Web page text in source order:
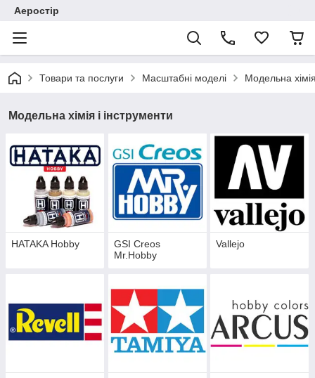
Аеростір
Товари та послуги Масштабні моделі Модельна
Модельна хімія і інструменти
HATAKA Hobby
GSI Creos
Mr.Hobby
Vallejo